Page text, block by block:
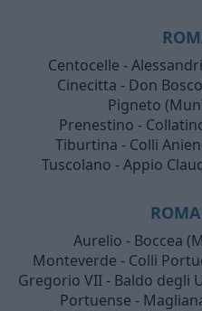
Centocelle -
Cinecitta - Don
Pigneto
Prenestino -
Tiburtina - Colli
Tuscolano - Appio
Aurelio - Boccea
Monteverde - Colli
Gregorio VII - Baldo degli
Portuense -